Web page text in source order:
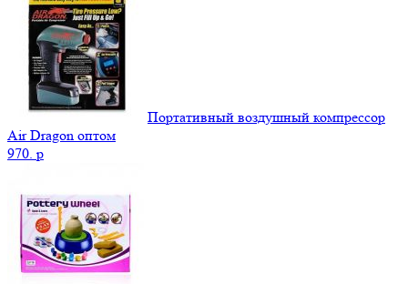
Портативный воздушный компрессор
Air Dragon оптом
970. p